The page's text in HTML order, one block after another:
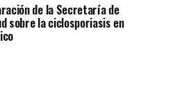
de la Secretaría de
sobre la ciclosporiasis en